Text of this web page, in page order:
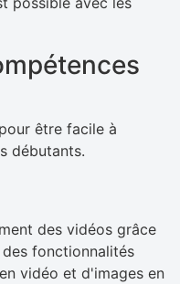
être facile à
débutants.
des vidéos grâce
fonctionnalités
vidéo et d'images en